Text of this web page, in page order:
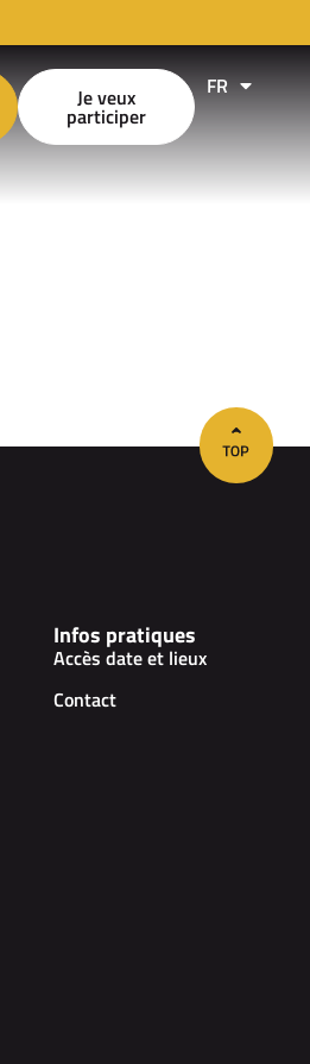
Je veux
participer
FR
EN
Infos pratiques
Accès date et lieux
Contact